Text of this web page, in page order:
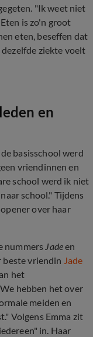
"Ik weet niet
is zo'n groot
eten, beseffen dat
ziekte voelt
en
basisschool werd
vriendinnen en
school werd ik niet
school." Tijdens
over haar
nummers Jadeen
beste vriendin Jade
het
hebben het over
meiden en
Volgens Emma zit
in. Haar